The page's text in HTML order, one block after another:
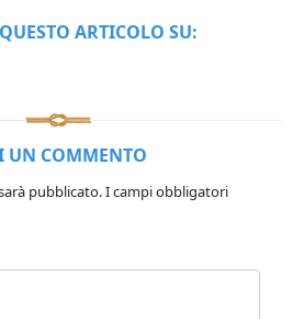
ARTICOLO SU:
UN COMMENTO
pubblicato.I campi obbligatori